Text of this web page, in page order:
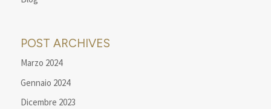
POST ARCHIVES
Marzo 2024
Gennaio 2024
Dicembre 2023